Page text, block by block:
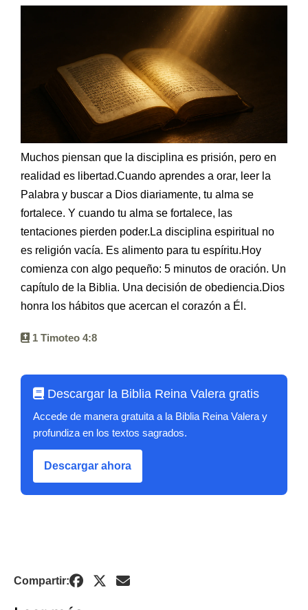
Ebook
Muchos piensan que la disciplina es prisión, pero en
realidad es libertad.Cuando aprendes a orar, leer la
Palabra y buscar a Dios diariamente, tu alma se
fortalece. Y cuando tu alma se fortalece, las
tentaciones pierden poder.La disciplina espiritual no
es religión vacía. Es alimento para tu espíritu.Hoy
comienza con algo pequeño: 5 minutos de oración. Un
capítulo de la Biblia. Una decisión de obediencia.Dios
honra los hábitos que acercan el corazón a Él.
1 Timoteo 4:8
Descargar la Biblia Reina Valera gratis
Accede de manera gratuita a la Biblia Reina Valera y
profundiza en los textos sagrados.
Descargar ahora
Compartir: